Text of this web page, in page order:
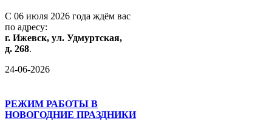
С 06 июля 2026 года ждём вас
по адресу:
г. Ижевск, ул. Удмуртская,
д. 268.
24-06-2026
РЕЖИМ РАБОТЫ В
НОВОГОДНИЕ ПРАЗДНИКИ